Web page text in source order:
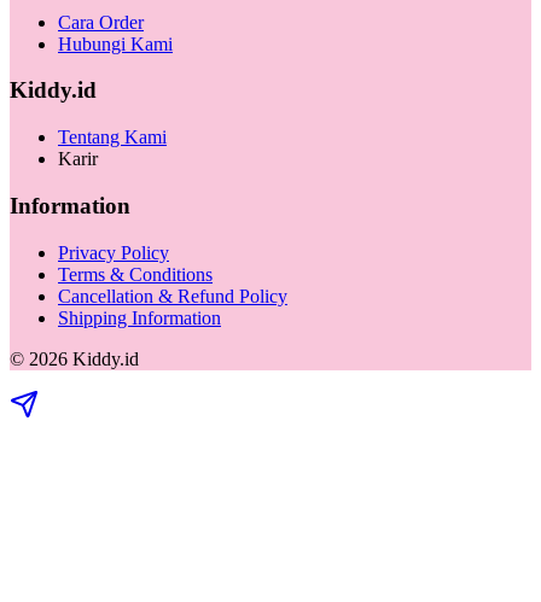
Cara Order
Hubungi Kami
Kiddy.id
Tentang Kami
Karir
Information
Privacy Policy
Terms & Conditions
Cancellation & Refund Policy
Shipping Information
© 2026 Kiddy.id